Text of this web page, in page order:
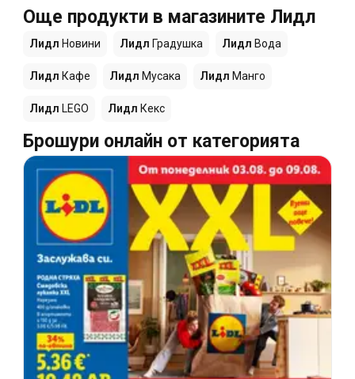
Още продукти в магазините Лидл
Лидл Новини Лидл Градушка Лидл Вода
Лидл Кафе Лидл Мусака Лидл Манго
Лидл LEGO Лидл Кекс
Брошури онлайн от категорията